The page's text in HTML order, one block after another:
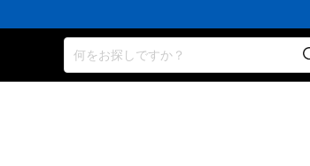
何をお探しですか？